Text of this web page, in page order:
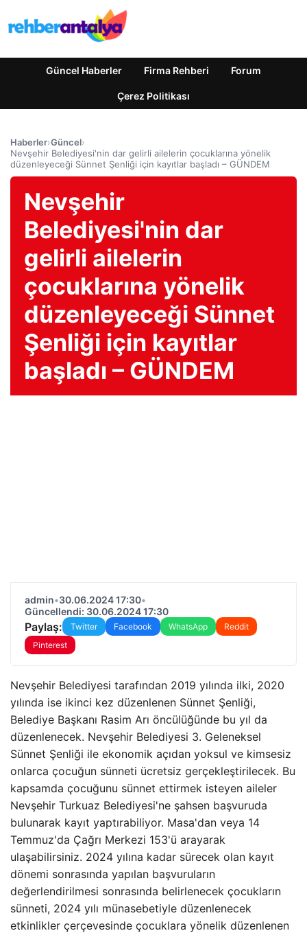
Güncel Haberler Firma Rehberi Forum
Çerez Politikası
Haberler›Güncel›
Nevşehir Belediyesi'nin dar gelirli ailelerin çocuklarına yönelik
düzenleyeceği Sünnet Şenliği için kayıtlar başladı – GÜNDEM
Nevşehir
Belediyesi'nin dar
gelirli ailelerin
çocuklarına yönelik
düzenleyeceği Sünnet
Şenliği için kayıtlar
başladı – GÜNDEM
admin•30.06.2024 17:30•
Güncellendi: 30.06.2024 17:30
Paylaş: Twitter Facebook WhatsApp
Reddit
Pinterest
Nevşehir Belediyesi tarafından 2019 yılında ilki, 2020
yılında ise ikinci kez düzenlenen Sünnet Şenliği,
Belediye Başkanı Rasim Arı öncülüğünde bu yıl da
düzenlenecek. Nevşehir Belediyesi 3. Geleneksel
Sünnet Şenliği ile ekonomik açıdan yoksul ve kimsesiz
onlarca çocuğun sünneti ücretsiz gerçekleştirilecek. Bu
kapsamda çocuğunu sünnet ettirmek isteyen aileler
Nevşehir Turkuaz Belediyesi'ne şahsen başvuruda
bulunarak kayıt yaptırabiliyor. Masa'dan veya 14
Temmuz'da Çağrı Merkezi 153'ü arayarak
ulaşabilirsiniz. 2024 yılına kadar sürecek olan kayıt
dönemi sonrasında yapılan başvuruların
değerlendirilmesi sonrasında belirlenecek çocukların
sünneti, 2024 yılı münasebetiyle düzenlenecek
etkinlikler çerçevesinde çocuklara yönelik düzenlenen